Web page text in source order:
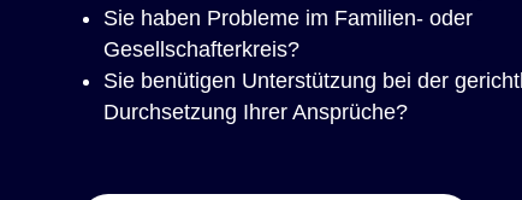
Sie haben Probleme im Familien- oder
Gesellschafterkreis?
Sie benütigen Unterstützung bei der
Durchsetzung Ihrer Ansprüche?